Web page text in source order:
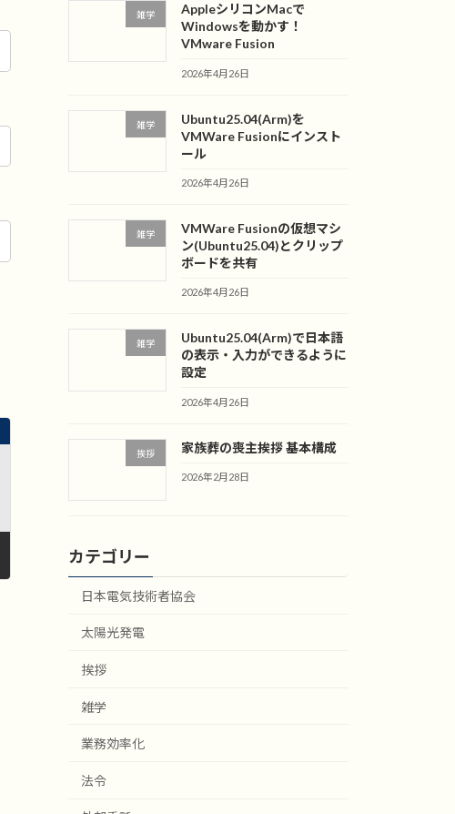
雑学
AppleシリコンMacで
Windowsを動かす！
VMware Fusion
2026年4月26日
雑学
Ubuntu25.04(Arm)を
VMWare Fusionにインスト
ール
2026年4月26日
雑学
VMWare Fusionの仮想マシ
ン(Ubuntu25.04)とクリップ
ボードを共有
2026年4月26日
雑学
Ubuntu25.04(Arm)で日本語
の表示・入力ができるように
設定
2026年4月26日
挨拶 家族葬の喪主挨拶 基本構成
2026年2月28日
カテゴリー
日本電気技術者協会
太陽光発電
挨拶
雑学
業務効率化
法令